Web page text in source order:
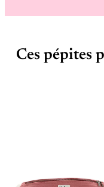
Ces pépites